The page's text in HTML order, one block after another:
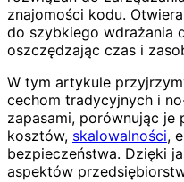
znajomości kodu.
do szybkiego wdrażania
oszczędzając czas i
W tym artykule
cechom tradycyjnych i
zapasami, porównując
kosztów, skalowalności,
bezpieczeństwa. Dzięki
aspektów